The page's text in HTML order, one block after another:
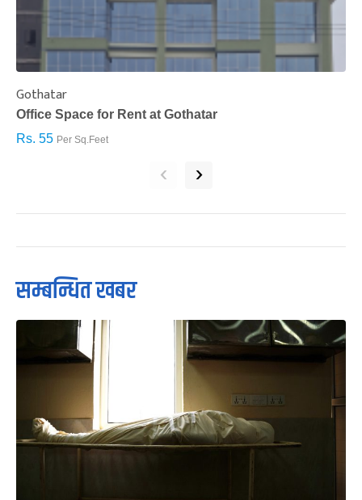
Gothatar
Office Space for Rent at Gothatar
Rs. 55 Per Sq.Feet
‹ ›
सम्बन्धित खबर